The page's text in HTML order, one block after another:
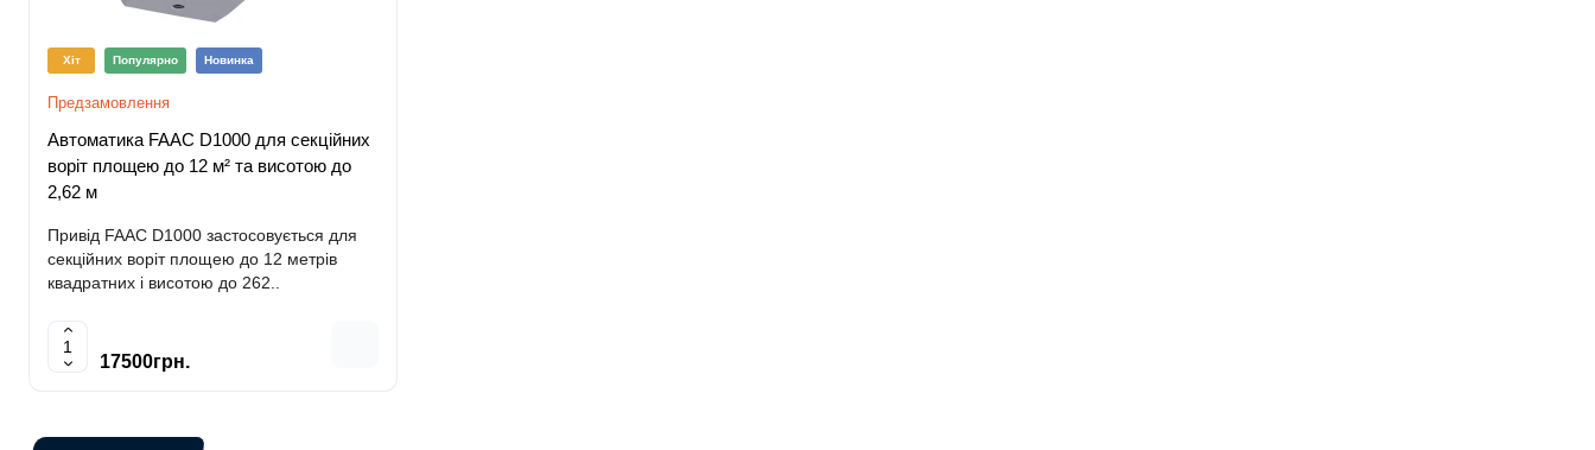
Хіт Популярно Новинка
Предзамовлення
Автоматика FAAC D1000 для секційних
воріт площею до 12 м² та висотою до
2,62 м
Привід FAAC D1000 застосовується для
секційних воріт площею до 12 метрів
квадратних і висотою до 262..
17500грн.